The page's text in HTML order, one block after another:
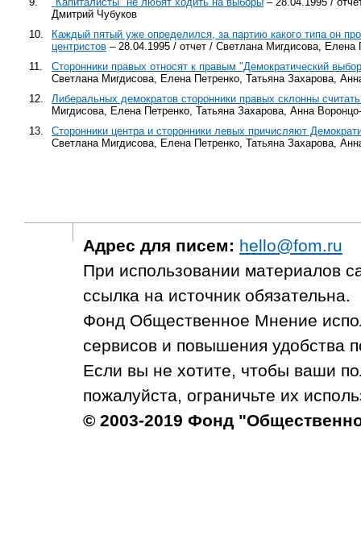
Дмитрий Чубуков
10.
Каждый пятый уже определился, за партию какого типа он
центристов – 28.04.1995 / отчет / Светлана Мигдисова,
11.
Сторонники правых относят к правым "Демократический
Светлана Мигдисова, Елена Петренко, Татьяна Захарова,
12.
Либеральных демократов сторонники правых склонны
Мигдисова, Елена Петренко, Татьяна Захарова, Анна
13.
Сторонники центра и сторонники левых причисляют
Светлана Мигдисова, Елена Петренко, Татьяна Захарова,
Адрес для писем: hello@fom.ru
При использовании материалов
ссылка на источник обязательна.
Фонд Общественное Мнение
сервисов и повышения удобства
Если вы не хотите, чтобы ваши
пожалуйста, ограничьте их
© 2003-2019 Фонд